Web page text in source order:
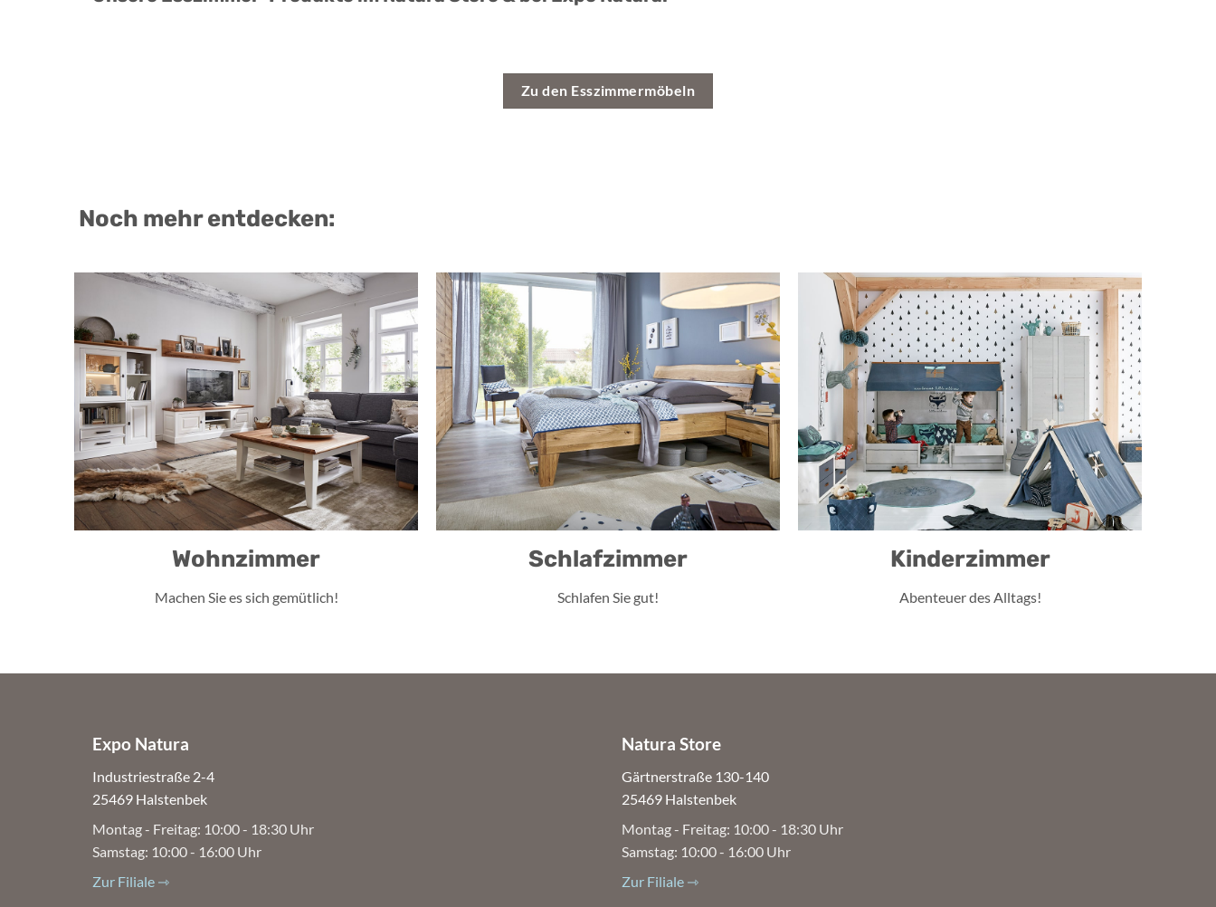
Zu den Esszimmermöbeln
Noch mehr entdecken:
Wohnzimmer
Machen Sie es sich gemütlich!
Schlafzimmer
Schlafen Sie gut!
Kinderzimmer
Abenteuer des Alltags!
Expo Natura
Industriestraße 2-4
25469 Halstenbek
Montag - Freitag: 10:00 - 18:30 Uhr
Samstag: 10:00 - 16:00 Uhr
Zur Filiale ⇾
Natura Store
Gärtnerstraße 130-140
25469 Halstenbek
Montag - Freitag: 10:00 - 18:30 Uhr
Samstag: 10:00 - 16:00 Uhr
Zur Filiale ⇾